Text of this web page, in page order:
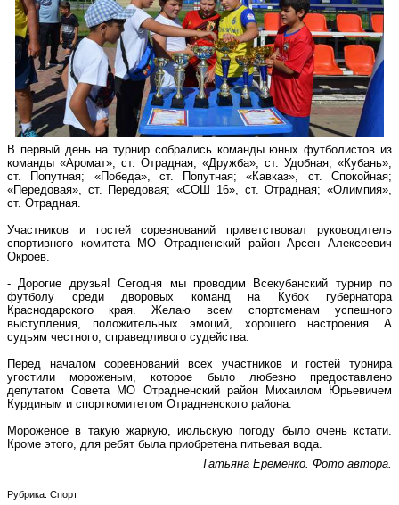
В первый день на турнир собрались команды юных футболистов из
команды «Аромат», ст. Отрадная; «Дружба», ст. Удобная; «Кубань»,
ст. Попутная; «Победа», ст. Попутная; «Кавказ», ст. Спокойная;
«Передовая», ст. Передовая; «СОШ 16», ст. Отрадная; «Олимпия»,
ст. Отрадная.
Участников и гостей соревнований приветствовал руководитель
спортивного комитета МО Отрадненский район Арсен Алексеевич
Окроев.
- Дорогие друзья! Сегодня мы проводим Всекубанский турнир по
футболу среди дворовых команд на Кубок губернатора
Краснодарского края. Желаю всем спортсменам успешного
выступления, положительных эмоций, хорошего настроения. А
судьям честного, справедливого судейства.
Перед началом соревнований всех участников и гостей турнира
угостили мороженым, которое было любезно предоставлено
депутатом Совета МО Отрадненский район Михаилом Юрьевичем
Курдиным и спорткомитетом Отрадненского района.
Мороженое в такую жаркую, июльскую погоду было очень кстати.
Кроме этого, для ребят была приобретена питьевая вода.
Татьяна Еременко. Фото автора.
Рубрика: Спорт